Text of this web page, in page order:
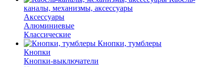
каналы, механизмы, аксессуары
Аксессуары
Алюминиевые
Классические
Кнопки, тумблеры
Кнопки
Кнопки-выключатели